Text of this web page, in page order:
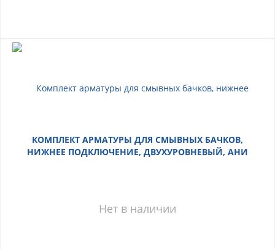
КОМПЛЕКТ АРМАТУРЫ ДЛЯ СМЫВНЫХ БАЧКОВ,
НИЖНЕЕ ПОДКЛЮЧЕНИЕ, ДВУХУРОВНЕВЫЙ, АНИ
Нет в наличии